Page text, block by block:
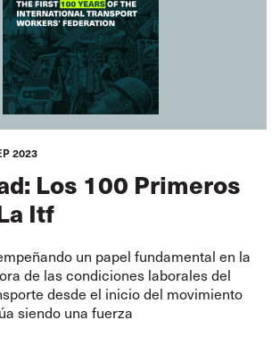
2023
Los 100 Primeros
Itf
un papel fundamental en la
de las condiciones laborales del
desde el inicio del movimiento
siendo una fuerza